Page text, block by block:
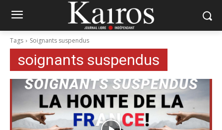
Tags Soignants suspendus
soignants suspendus